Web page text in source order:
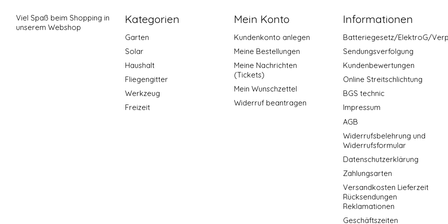
Viel Spaß beim Shopping in
unserem Webshop
Kategorien
Garten
Solar
Haushalt
Fliegengitter
Werkzeug
Freizeit
Mein Konto
Kundenkonto anlegen
Meine Bestellungen
Meine Nachrichten
(Tickets)
Mein Wunschzettel
Widerruf beantragen
Informationen
Batteriegesetz/ElektroG/
Sendungsverfolgung
Kundenbewertungen
Online Streitschlichtung
BGS technic
Impressum
AGB
Widerrufsbelehrung und
Widerrufsformular
Datenschutzerklärung
Zahlungsarten
Versandkosten Lieferzeit
Rücksendungen
Reklamationen
Geschäftszeiten